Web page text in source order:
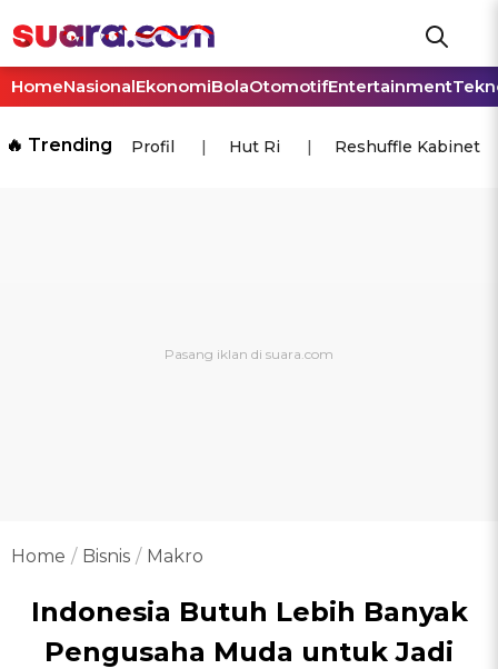
HomeNasionalEkonomiBolaOtomotifEntertainment
🔥 Trending Profil Hut Ri Reshuffle Kabinet
Home Bisnis Makro
Indonesia Butuh Lebih Banyak
Pengusaha Muda untuk Jadi